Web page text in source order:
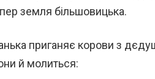
земля більшовицька.
приганяє корови з
й молиться: